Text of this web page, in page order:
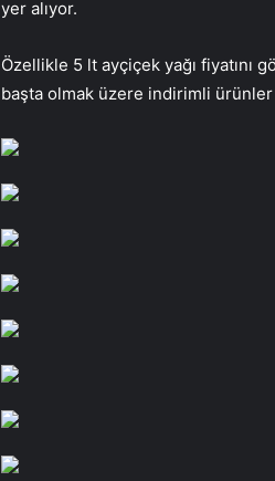
yer alıyor.
Özellikle 5 lt ayçiçek yağı fiyatını
başta olmak üzere indirimli